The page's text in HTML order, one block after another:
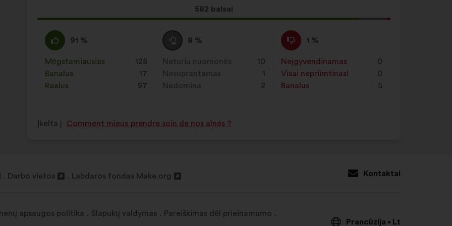
Dėl
šio
gauta:
582 balsai
Pritariu
:
91 %
Šis
pasiūlymas
įvertintas
taip:
Mėgstamiausias
: 128
kartų
Banalus
: 17
kartų
Realus
: 97
kartų
Susilaikau
:
8 %
Šis
pasiūlymas
įvertintas
taip:
Neturiu nuomonės
: 10
kartų
Nesuprantamas
: 1
kartų
Nedomina
: 2
kartų
Nepritariu
:
1 %
Šis
pasiūlymas
įvertintas
taip:
Neįgyvendinamas
: 0
kartų
Visai nepriimtinas!
: 0
kartų
Banalus
: 5
kartų
Įkelta į Comment mieux prendre soin de nos aînés ?
Darbo vietos Labdaros fondas Make.org Kontaktai
apsaugos politika Slapukų valdymas
Pareiškimas dėl prieinamumo
Prancūzija • Lt